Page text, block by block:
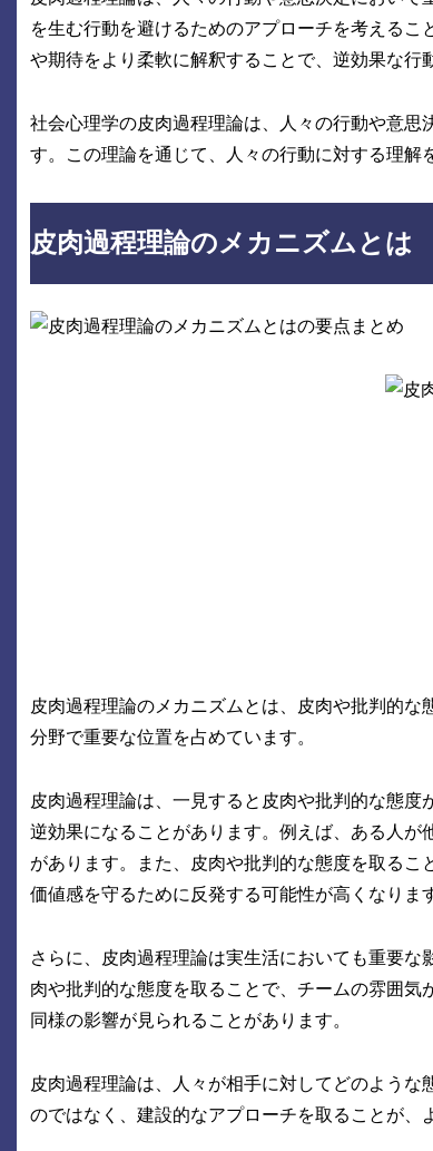
を生む行動を避けるためのアプローチを考える
や期待をより柔軟に解釈することで、逆効果な行
社会心理学の皮肉過程理論は、人々の行動や意
す。この理論を通じて、人々の行動に対する理解
皮肉過程理論のメカニズムとは
皮肉過程理論のメカニズムとは、皮肉や批判的
分野で重要な位置を占めています。
皮肉過程理論は、一見すると皮肉や批判的な態
逆効果になることがあります。例えば、ある人
があります。また、皮肉や批判的な態度を取る
価値感を守るために反発する可能性が高くなりま
さらに、皮肉過程理論は実生活においても重要
肉や批判的な態度を取ることで、チームの雰囲
同様の影響が見られることがあります。
皮肉過程理論は、人々が相手に対してどのよう
のではなく、建設的なアプローチを取ることが、